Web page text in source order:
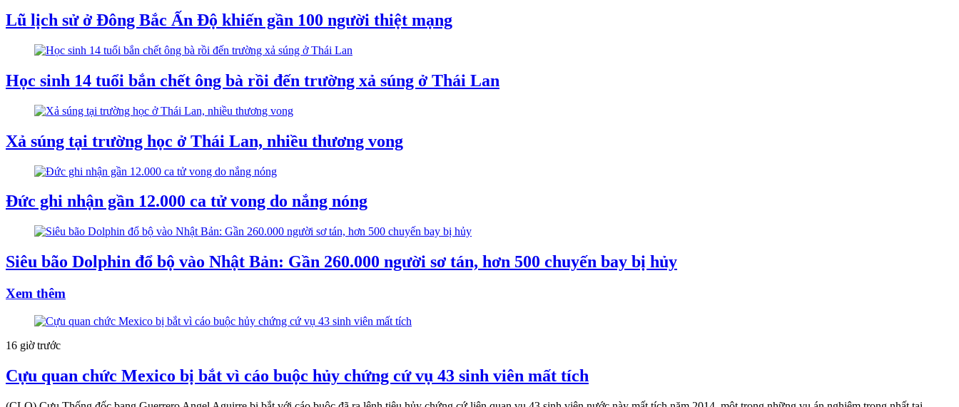
Lũ lịch sử ở Đông Bắc Ấn Độ khiến gần 100 người thiệt mạng
Học sinh 14 tuổi bắn chết ông bà rồi đến trường xả súng ở Thái Lan
Xả súng tại trường học ở Thái Lan, nhiều thương vong
Đức ghi nhận gần 12.000 ca tử vong do nắng nóng
Siêu bão Dolphin đổ bộ vào Nhật Bản: Gần 260.000 người sơ tán, hơn 500 chuyến bay bị hủy
Xem thêm
16 giờ trước
Cựu quan chức Mexico bị bắt vì cáo buộc hủy chứng cứ vụ 43 sinh viên mất tích